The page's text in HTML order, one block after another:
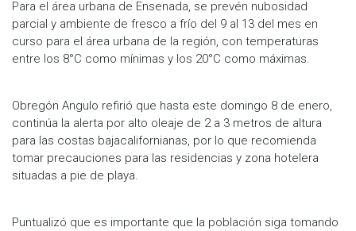
Para el área urbana de Ensenada, se prevén nubosidad
parcial y ambiente de fresco a frío del 9 al 13 del mes en
curso para el área urbana de la región, con temperaturas
entre los 8°C como mínimas y los 20°C como máximas.
Obregón Angulo refirió que hasta este domingo 8 de enero,
continúa la alerta por alto oleaje de 2 a 3 metros de altura
para las costas bajacalifornianas, por lo que recomienda
tomar precauciones para las residencias y zona hotelera
situadas a pie de playa.
Puntualizó que es importante que la población siga tomando